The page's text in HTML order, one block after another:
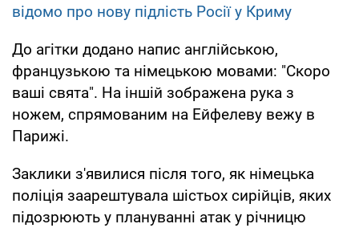
відомо про нову підлість Росії у Криму
До агітки додано напис англійською,
французькою та німецькою мовами: "Скоро
ваші свята". На іншій зображена рука з
ножем, спрямованим на Ейфелеву вежу в
Парижі.
Заклики з'явилися після того, як німецька
поліція заарештувала шістьох сирійців, яких
підозрюють у плануванні атак у річницю